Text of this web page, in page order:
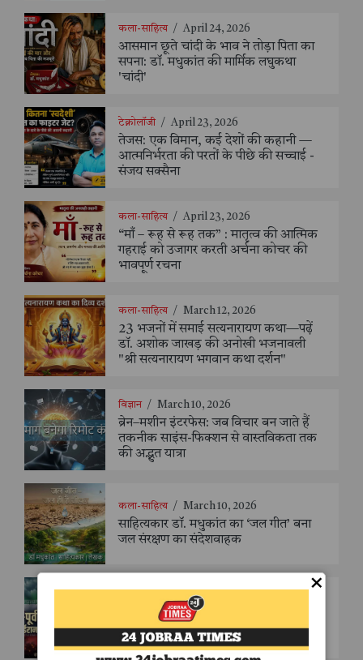
कला-साहित्य / April 24, 2026
आसमान छूते चांदी के भाव ने तोड़ा पिता का
सपना: डॉ. मधुकांत की मार्मिक लघुकथा
'चांदी'
टेक्नोलॉजी / April 23, 2026
तेजस: एक विमान, कई देशों की कहानी —
आत्मनिर्भरता की परतों के पीछे की सच्चाई -
संजय सक्सैना
कला-साहित्य / April 23, 2026
“माँ – रूह से रूह तक” : मातृत्व की आत्मिक
गहराई को उजागर करती अर्चना कोचर की
भावपूर्ण रचना
कला-साहित्य / March 12, 2026
23 भजनों में समाई सत्यनारायण कथा—पढ़ें
डॉ. अशोक जाखड़ की अनोखी भजनावली
"श्री सत्यनारायण भगवान कथा दर्शन"
विज्ञान / March 10, 2026
ब्रेन–मशीन इंटरफेस: जब विचार बन जाते हैं
तकनीक साइंस-फिक्शन से वास्तविकता तक
की अद्भुत यात्रा
कला-साहित्य / March 10, 2026
साहित्यकार डॉ. मधुकांत का ‘जल गीत’ बना
जल संरक्षण का संदेशवाहक
/ March 4, 2026
शक्ति संतुलन या विनाश का रास्ता? मध्य-पूर्व
का निर्णायक मोड़ - संजय सक्सैना
×